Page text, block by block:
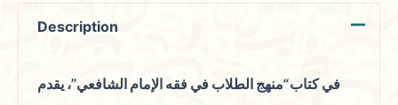
Description
في كتاب “منهج الطلاب في فقه الإمام الشافعي”، يقدم